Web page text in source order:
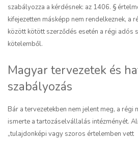
szabályozza a kérdésnek: az 1406. §
kifejezetten másképp nem rendelkeznek, a
között kötött szerződés esetén a régi adós
kötelemből.
Magyar tervezetek és
szabályozás
Bár a tervezetekben nem jelent meg, a régi
ismerte a tartozáselvállalás intézményét.
„tulajdonképi vagy szoros értelemben vett